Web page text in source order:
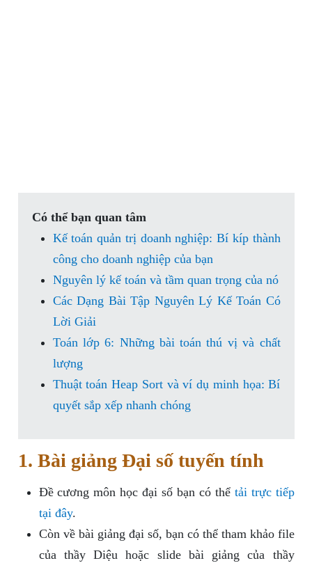
Có thể bạn quan tâm
Kế toán quản trị doanh nghiệp: Bí kíp thành
công cho doanh nghiệp của bạn
Nguyên lý kế toán và tầm quan trọng của nó
Các Dạng Bài Tập Nguyên Lý Kế Toán Có
Lời Giải
Toán lớp 6: Những bài toán thú vị và chất
lượng
Thuật toán Heap Sort và ví dụ minh họa: Bí
quyết sắp xếp nhanh chóng
1. Bài giảng Đại số tuyến tính
Đề cương môn học đại số bạn có thể tải trực tiếp
tại đây.
Còn về bài giảng đại số, bạn có thể tham khảo file
của thầy Diệu hoặc slide bài giảng của thầy